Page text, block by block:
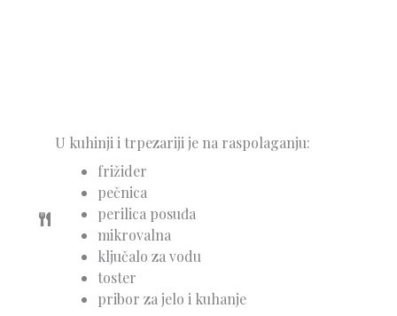
U kuhinji i trpezariji je na raspolaganju:
frižider
pečnica
perilica posuđa
mikrovalna
ključalo za vodu
toster
pribor za jelo i kuhanje